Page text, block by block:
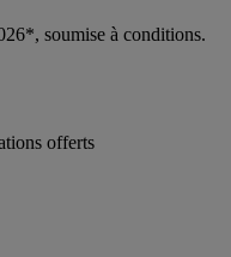
soumise à conditions.
offerts